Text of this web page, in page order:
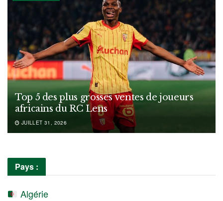
Top 5 des plus grosses ventes de joueurs
africains du RC Lens
JUILLET 31, 2026
Pays :
Algérie